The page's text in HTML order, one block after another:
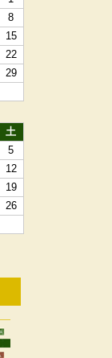
8
15
22
29
土
5
12
19
26